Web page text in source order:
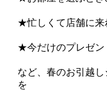
★忙しくて店舗に来
★今だけのプレゼン
など、春のお引越
を